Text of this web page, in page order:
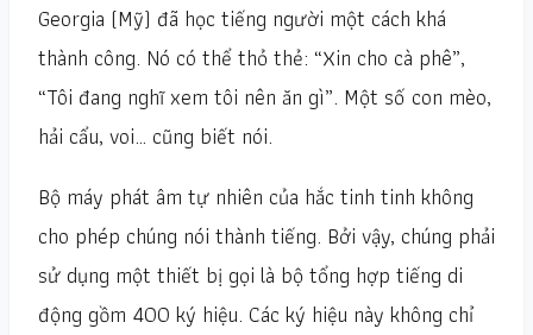
Georgia (Mỹ) đã học tiếng người một cách khá
thành công. Nó có thể thỏ thẻ: “Xin cho cà phê”,
“Tôi đang nghĩ xem tôi nên ăn gì”. Một số con mèo,
hải cẩu, voi… cũng biết nói.
Bộ máy phát âm tự nhiên của hắc tinh tinh không
cho phép chúng nói thành tiếng. Bởi vậy, chúng phải
sử dụng một thiết bị gọi là bộ tổng hợp tiếng di
động gồm 400 ký hiệu. Các ký hiệu này không chỉ